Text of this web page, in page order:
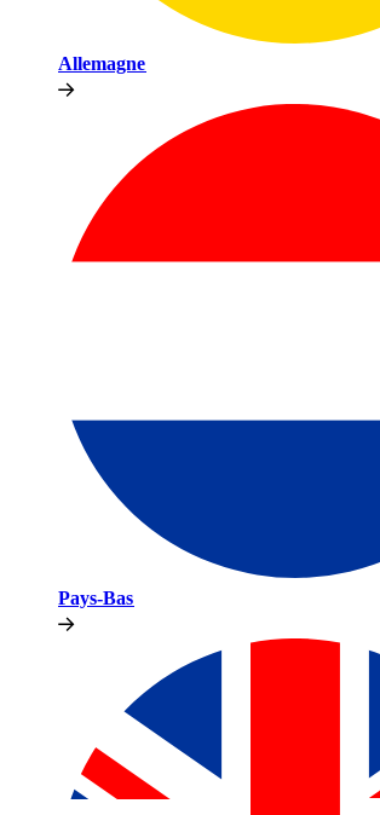
Allemagne​​
Pays-Bas​​